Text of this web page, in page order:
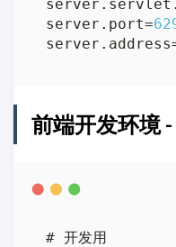
server.port=
server.address
前端开发环境